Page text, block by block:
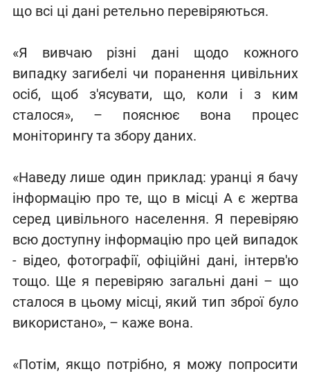
що всі ці дані ретельно перевіряються.
«Я вивчаю різні дані щодо кожного
випадку загибелі чи поранення цивільних
осіб, щоб з'ясувати, що, коли і з ким
сталося», – пояснює вона процес
моніторингу та збору даних.
«Наведу лише один приклад: уранці я бачу
інформацію про те, що в місці А є жертва
серед цивільного населення. Я перевіряю
всю доступну інформацію про цей випадок
- відео, фотографії, офіційні дані, інтерв'ю
тощо. Ще я перевіряю загальні дані – що
сталося в цьому місці, який тип зброї було
використано», – каже вона.
«Потім, якщо потрібно, я можу попросити